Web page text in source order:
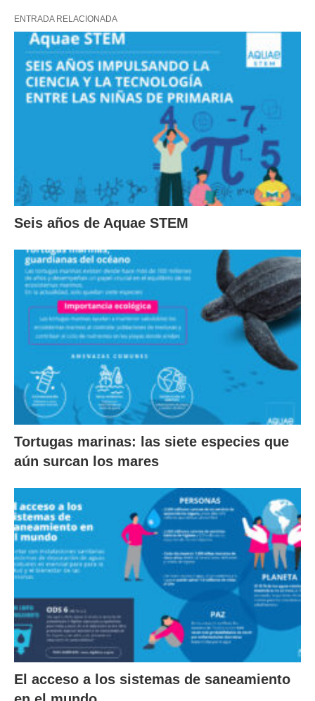
ENTRADA RELACIONADA
Seis años de Aquae STEM
Tortugas marinas: las siete especies que
aún surcan los mares
El acceso a los sistemas de saneamiento